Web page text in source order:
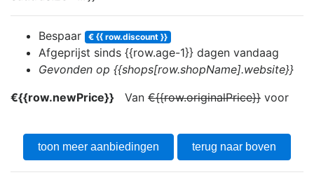
Bespaar € {{ row.discount }}
Afgeprijst sinds {{row.age-1}} dagen vandaag
Gevonden op {{shops[row.shopName].website}}
€{{row.newPrice}}
Van €{{row.originalPrice}} voor
toon meer aanbiedingen terug naar boven